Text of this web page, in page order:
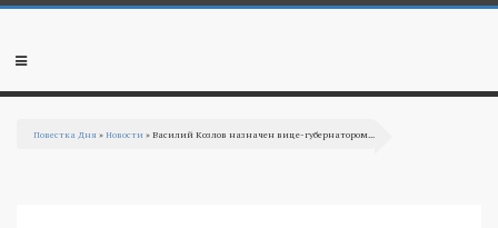
Перейти к основному содержанию
Мобильное
Повестка Дня »Новости » Василий Козлов назначен вице-губернатором...